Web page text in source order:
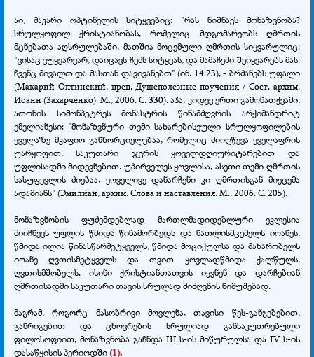
აი, მაკარი ოპტინელის სიტყვებიც: "რას ნიშნავს მონაზვნობა?
სრულყოფილ ქრისტიანობას, რომელიც მდგომარეობს ღმრთის
მცნებათა აღსრულებაში, მათშია მოცემული ღმრთის სიყვარულიც:
"ვისაც ვუყვარვარ, დაიცავს ჩემს სიტყვას, და მამაჩემი შეიყვარებს მას:
ჩვენც მივალთ და მასთან დავივანებთ" (ინ. 14:23), - ბრძანებს უფალი
(Макарий Оптинский, преп. Душеполезные поучения / Сост. архим.
Иоанн (Захарченко). М., 2006. С. 330). აჰა, კიდევ ერთი გამონათქვამი,
ათონის სიმონპეტრეს მონასტრის წინამძღვრის არქიმანდრიტ
ემელიანესი: "მონაზვნური თემი სახარებისეული სრულყოფილების
ყველაზე მკაფიო განხორციელებაა, რომელიც მიიღწევა ყველაფრის
უარყოფით, საკუთარი ჯვრის ყოველდღიურიტარებით და
უფლისადმი მიდევნებით. უპირველეს ყოვლისა, ასეთი თემი ღმრთის
სასუფევლის ძიებაა, ყოველივე დანარჩენი კი ღმრთისგან მიეცემა
ადამიანს" (Эмилиан, архим. Слова и наставления. М., 2006. С. 205).
მონაზვნობის ფუძემდებლად მართლმადიდებლური ეკლესია
მიიჩნევს უფლის წმიდა წინამორბედს და ნათლისმცემელს იოანეს,
წმიდა ილია წინასწარმეტყველს, წმიდა მოციქულსა და მახარობელს
იოანე ღვთისმეტყველს და თვით ყოვლადწმიდა ქალწულს,
ღვთისმშობელს. ისინი ქრისტიანთათვის იყვნენ და დარჩებიან
ღმრთისადმი საკუთარი თავის სრულად მიძღვნის ნიმუშებად.
მაგრამ, როგორც მასობრივი მოვლენა, თავისი წეს-განგებებით,
განრიგებით და ცხოვრების სრულიად განსაკუთრებული
ფილოსოფიით, მონაზვნობა გაჩნდა III ს-ის მიწურულსა და IV ს-ის
დასაწყისის პერიოდში(1).